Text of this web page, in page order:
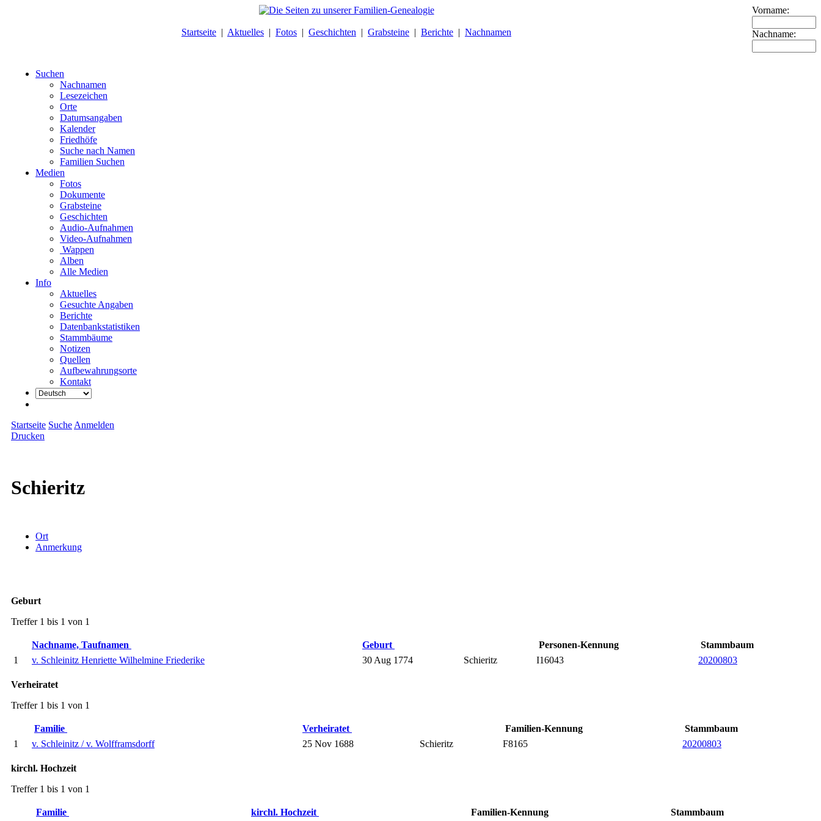
Startseite | Aktuelles | Fotos | Geschichten | Grabsteine | Berichte | Nachnamen
Vorname:
Nachname:
Suchen
Nachnamen
Lesezeichen
Orte
Datumsangaben
Kalender
Friedhöfe
Suche nach Namen
Familien Suchen
Medien
Fotos
Dokumente
Grabsteine
Geschichten
Audio-Aufnahmen
Video-Aufnahmen
Wappen
Alben
Alle Medien
Info
Aktuelles
Gesuchte Angaben
Berichte
Datenbankstatistiken
Stammbäume
Notizen
Quellen
Aufbewahrungsorte
Kontakt
Startseite Suche Anmelden
Drucken
Schieritz
Ort
Anmerkung
Geburt
Treffer 1 bis 1 von 1
Nachname, Taufnamen Geburt Personen-Kennung
Stammbaum
1
v. Schleinitz Henriette Wilhelmine Friederike 30 Aug 1774 Schieritz I16043 20200803
Verheiratet
Treffer 1 bis 1 von 1
Familie Verheiratet Familien-Kennung
Stammbaum
1
v. Schleinitz / v. Wolfframsdorff 25 Nov 1688 Schieritz F8165 20200803
kirchl. Hochzeit
Treffer 1 bis 1 von 1
Familie kirchl. Hochzeit Familien-Kennung Stammbaum